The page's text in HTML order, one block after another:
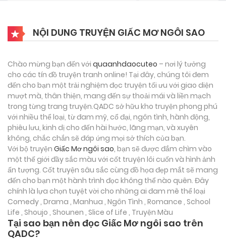
NỘI DUNG TRUYỆN GIẤC MƠ NGÔI SAO
Chào mừng bạn đến với quaanhdaocuteo – nơi lý tưởng
cho các tín đồ truyện tranh online! Tại đây, chúng tôi đem
đến cho bạn một trải nghiệm đọc truyện tối ưu với giao diện
mượt mà, thân thiện, mang đến sự thoải mái và liền mạch
trong từng trang truyện.QADC sở hữu kho truyện phong phú
với nhiều thể loại, từ đam mỹ, cổ đại, ngôn tình, hành động,
phiêu lưu, kinh dị cho đến hài hước, lãng mạn, và xuyên
không, chắc chắn sẽ đáp ứng mọi sở thích của bạn.
Với bộ truyện Giấc Mơ ngôi sao, bạn sẽ được đắm chìm vào
một thế giới đầy sắc màu với cốt truyện lôi cuốn và hình ảnh
ấn tượng. Cốt truyện sâu sắc cùng đồ họa đẹp mắt sẽ mang
đến cho bạn một hành trình đọc không thể nào quên. Đây
chính là lựa chọn tuyệt vời cho những ai đam mê thể loại
Comedy , Drama , Manhua , Ngôn Tình , Romance , School
Life , Shoujo , Shounen , Slice of Life , Truyện Màu
Tại sao bạn nên đọc Giấc Mơ ngôi sao trên
QADC?